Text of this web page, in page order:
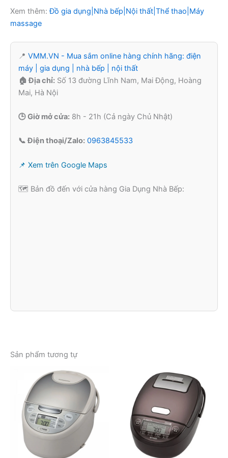
Xem thêm:Đồ gia dụng|Nhà bếp|Nội thất|Thể thao|Máy
massage
📍 VMM.VN - Mua sắm online hàng chính hãng: điện
máy | gia dụng | nhà bếp | nội thất
🏠 Địa chỉ: Số 13 đường Lĩnh Nam, Mai Động, Hoàng
Mai, Hà Nội
🕒 Giờ mở cửa: 8h - 21h (Cả ngày Chủ Nhật)
📞 Điện thoại/Zalo: 0963845533
📌 Xem trên Google Maps
🗺️ Bản đồ đến với cửa hàng Gia Dụng Nhà Bếp:
Sản phẩm tương tự